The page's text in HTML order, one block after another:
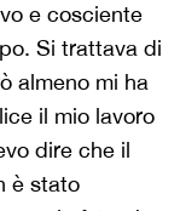
e cosciente
Si trattava di
almeno mi ha
il mio lavoro
dire che il
è stato